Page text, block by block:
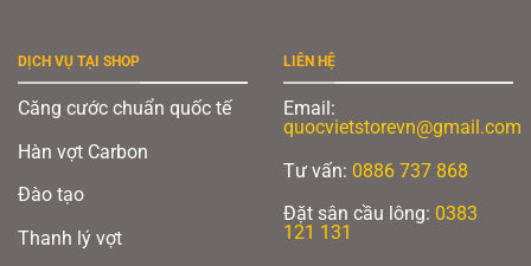
DỊCH VỤ TẠI SHOP
Căng cước chuẩn quốc tế
Hàn vợt Carbon
Đào tạo
Thanh lý vợt
LIÊN HỆ
Email:
quocvietstorevn@gmail.com
Tư vấn: 0886 737 868
Đặt sân cầu lông: 0383
121 131